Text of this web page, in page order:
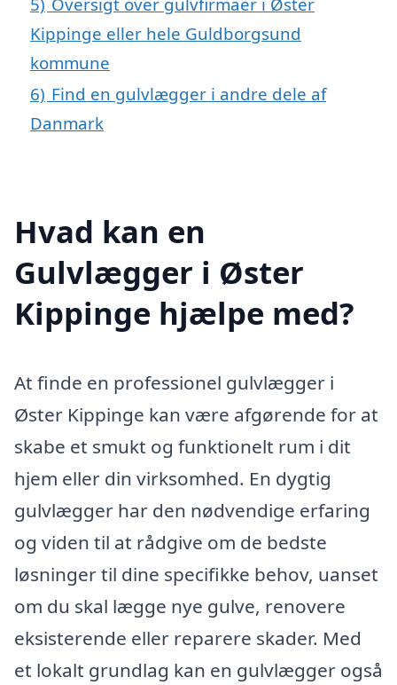
Kippinge eller hele Guldborgsund
kommune
6) Find en gulvlægger i andre dele af
Danmark
Hvad kan en
Gulvlægger i Øster
Kippinge hjælpe med?
At finde en professionel gulvlægger i
Øster Kippinge kan være afgørende for at
skabe et smukt og funktionelt rum i dit
hjem eller din virksomhed. En dygtig
gulvlægger har den nødvendige erfaring
og viden til at rådgive om de bedste
løsninger til dine specifikke behov, uanset
om du skal lægge nye gulve, renovere
eksisterende eller reparere skader. Med
et lokalt grundlag kan en gulvlægger også